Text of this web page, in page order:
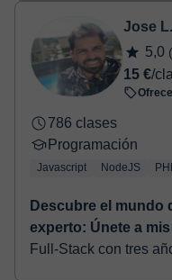
Jose L.
5,0
15 €/
786 clases
Programación
Javascript NodeJS
Descubre el mundo
experto: Únete a
Full-Stack con tres